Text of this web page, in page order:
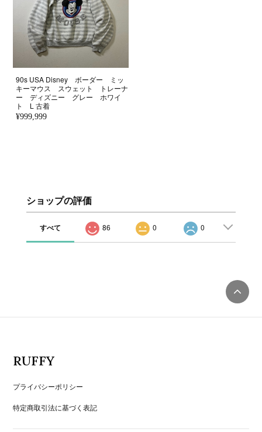
90s USA Disney ボーダー ミッ
キーマウス スウェット トレーナ
ー ディズニー グレー ホワイ
ト L 古着
¥999,999
ショップの評価
すべて 86 0 0
RUFFY
プライバシーポリシー
特定商取引法に基づく表記